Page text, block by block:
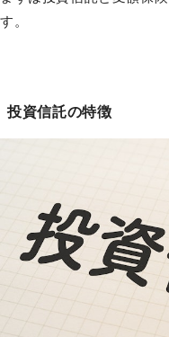
す。
投資信託の特徴